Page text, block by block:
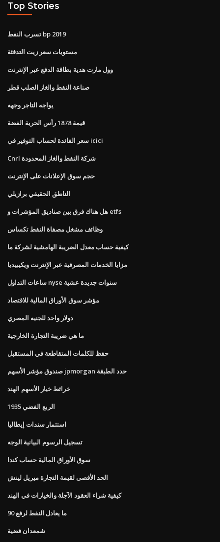
Top Stories
تسرب النفط bp 2019
مستويات سعر زيت التدفئة
وول مارت هدية بطاقة الدفع عبر الإنترنت
صناعة النفط والغاز الصلب قطر
يواجه التاجر وجهه
قيمة 1878 رأس الحرية الفضة
سعر الفائدة لحساب التوفير في icici
Cnrl شركة النفط والغاز المحدودة
حجم سوق الإعلانات على الإنترنت
الناطق الحقيقي برازيلي
هل هناك فرق بين صناديق المؤشرات و etfs
وظائف مشغل مصفاة النفط تكساس
كيفية حساب معدل الضريبة الهامشية لشركة ما
مزايا الخدمات المصرفية عبر الإنترنت ويكيبيديا
ساعات التداول nyse سنوات جديدة عشية
مؤشر سوق الأوراق المالية للاقتصاد
دولار واحد للجنيه المصري
ما هي ضريبة التجارة الخارجية
حفظ للكلمات المتقاطعة في المستقبل
صندوق مؤشر الأسهم jpmorgan حدد الطبقة
خرائط خيار الأسهم الهند
1935 الربع الفضي
استثمار سندات إيطاليا
تسجيل الرسوم البيانية الوجه
سوق الأوراق المالية حساب كندا
الحد الأقصى لقيمة التجارة ميريل لينش
كيفية شراء العقود الآجلة والخيارات في الهند
ما يعادل النفط لرفع 90
شمعدان فضية